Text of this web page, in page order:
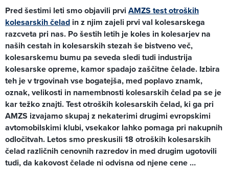
Pred šestimi leti smo objavili prvi AMZS test otroških
kolesarskih čelad in z njim zajeli prvi val kolesarskega
razcveta pri nas. Po šestih letih je koles in kolesarjev na
naših cestah in kolesarskih stezah še bistveno več,
kolesarskemu bumu pa seveda sledi tudi industrija
kolesarske opreme, kamor spadajo zaščitne čelade. Izbira
teh je v trgovinah vse bogatejša, med poplavo znamk,
oznak, velikosti in namembnosti kolesarskih čelad pa se je
kar težko znajti. Test otroških kolesarskih čelad, ki ga pri
AMZS izvajamo skupaj z nekaterimi drugimi evropskimi
avtomobilskimi klubi, vsekakor lahko pomaga pri nakupnih
odločitvah. Letos smo preskusili 18 otroških kolesarskih
čelad različnih cenovnih razredov in med drugim ugotovili
tudi, da kakovost čelade ni odvisna od njene cene …